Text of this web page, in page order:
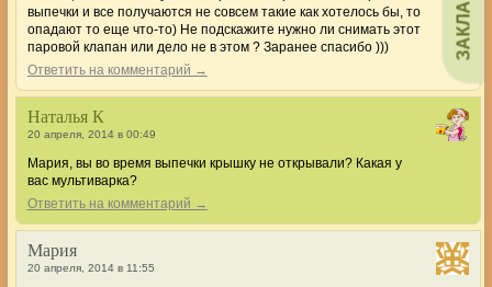
выпечки и все получаются не совсем такие как хотелось бы, то
опадают то еще что-то) Не подскажите нужно ли снимать этот
паровой клапан или дело не в этом ? Заранее спасибо )))
Ответить на комментарий →
Наталья К
20 апреля, 2014 в 00:49
Мария, вы во время выпечки крышку не открывали? Какая у
вас мультиварка?
Ответить на комментарий →
Мария
20 апреля, 2014 в 11:55